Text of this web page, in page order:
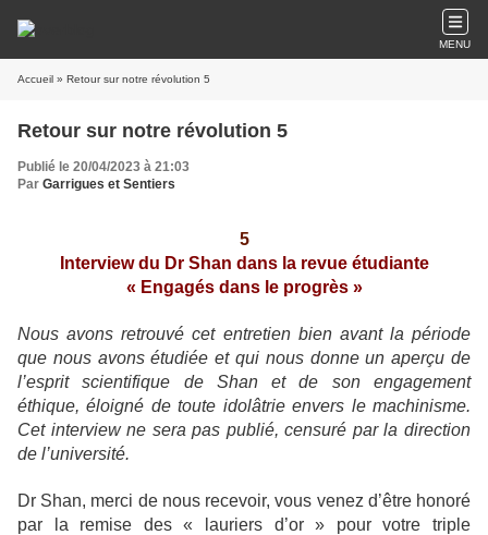
MENU
Accueil » Retour sur notre révolution 5
Retour sur notre révolution 5
Publié le 20/04/2023 à 21:03
Par Garrigues et Sentiers
5
Interview du Dr Shan dans la revue étudiante
« Engagés dans le progrès »
Nous avons retrouvé cet entretien bien avant la période
que nous avons étudiée et qui nous donne un aperçu de
l’esprit scientifique de Shan et de son engagement
éthique, éloigné de toute idolâtrie envers le machinisme.
Cet interview ne sera pas publié, censuré par la direction
de l’université.
Dr Shan, merci de nous recevoir, vous venez d’être honoré
par la remise des « lauriers d’or » pour votre triple